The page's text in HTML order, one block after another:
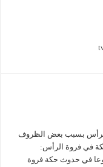
الرأس بسبب بعض الظروف
في فروة الرأس:
في حدوث حكة فروة